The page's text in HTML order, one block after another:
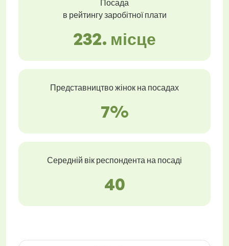
Посада
в рейтингу заробітної плати
232. місце
Представництво жінок на посадах
7%
Середній вік респондента на посаді
40